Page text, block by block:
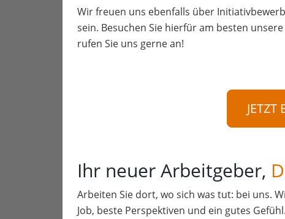
Wir freuen uns ebenfalls über
sein. Besuchen Sie hierfür am besten
rufen Sie uns gerne an!
JETZT
Ihr neuer Arbeitgeber,
Arbeiten Sie dort, wo sich was tut: bei uns.
Job, beste Perspektiven und ein gutes